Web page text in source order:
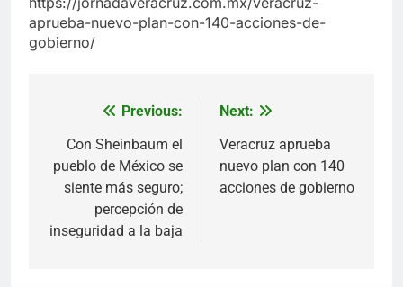
aprueba-nuevo-plan-con-140-acciones-de-
gobierno/
Navegación
de
entradas
Previous:
Con Sheinbaum el
pueblo de México se
siente más seguro;
percepción de
inseguridad a la baja
Next:
Veracruz aprueba
nuevo plan con 140
acciones de gobierno